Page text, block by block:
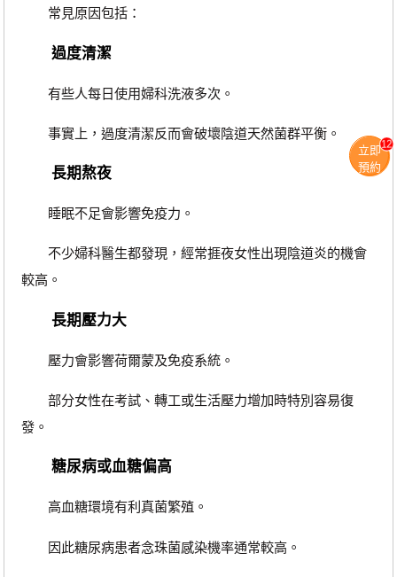
常見原因包括：
過度清潔
有些人每日使用婦科洗液多次。
事實上，過度清潔反而會破壞陰道天然菌群平衡。
長期熬夜
睡眠不足會影響免疫力。
不少婦科醫生都發現，經常捱夜女性出現陰道炎的機會
較高。
長期壓力大
壓力會影響荷爾蒙及免疫系統。
部分女性在考試、轉工或生活壓力增加時特別容易復
發。
糖尿病或血糖偏高
高血糖環境有利真菌繁殖。
因此糖尿病患者念珠菌感染機率通常較高。
立即
預約
12